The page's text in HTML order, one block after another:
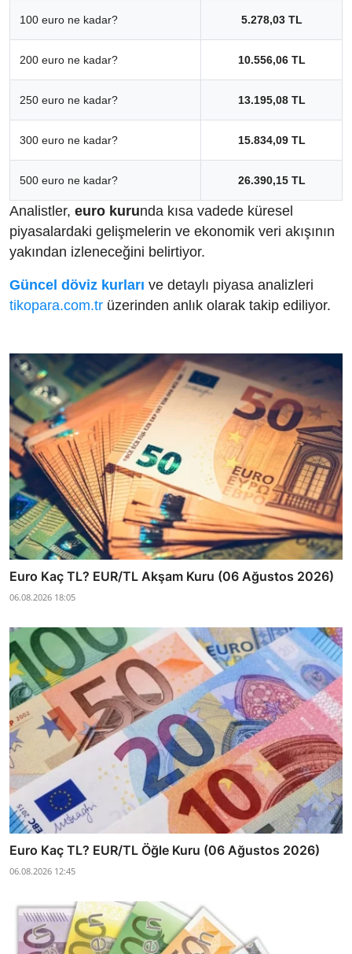
100 euro ne kadar? 5.278,03 TL
200 euro ne kadar? 10.556,06 TL
250 euro ne kadar? 13.195,08 TL
300 euro ne kadar? 15.834,09 TL
500 euro ne kadar? 26.390,15 TL
Analistler, euro kurunda kısa vadede küresel
piyasalardaki gelişmelerin ve ekonomik veri akışının
yakından izleneceğini belirtiyor.
Güncel döviz kurları ve detaylı piyasa analizleri
tikopara.com.tr üzerinden anlık olarak takip ediliyor.
Euro Kaç TL? EUR/TL Akşam Kuru (06 Ağustos 2026)
06.08.2026 18:05
Euro Kaç TL? EUR/TL Öğle Kuru (06 Ağustos 2026)
06.08.2026 12:45